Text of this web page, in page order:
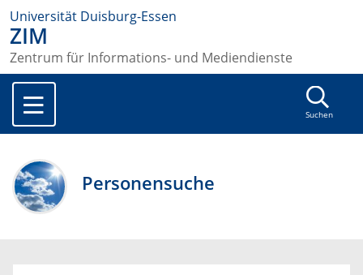
Universität Duisburg-Essen
ZIM
Zentrum für Informations- und Mediendienste
Suchen
Personensuche